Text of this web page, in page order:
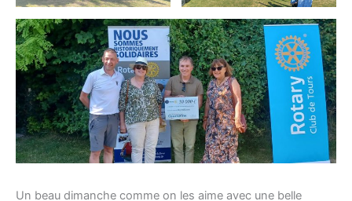
Un beau dimanche comme on les aime avec une belle